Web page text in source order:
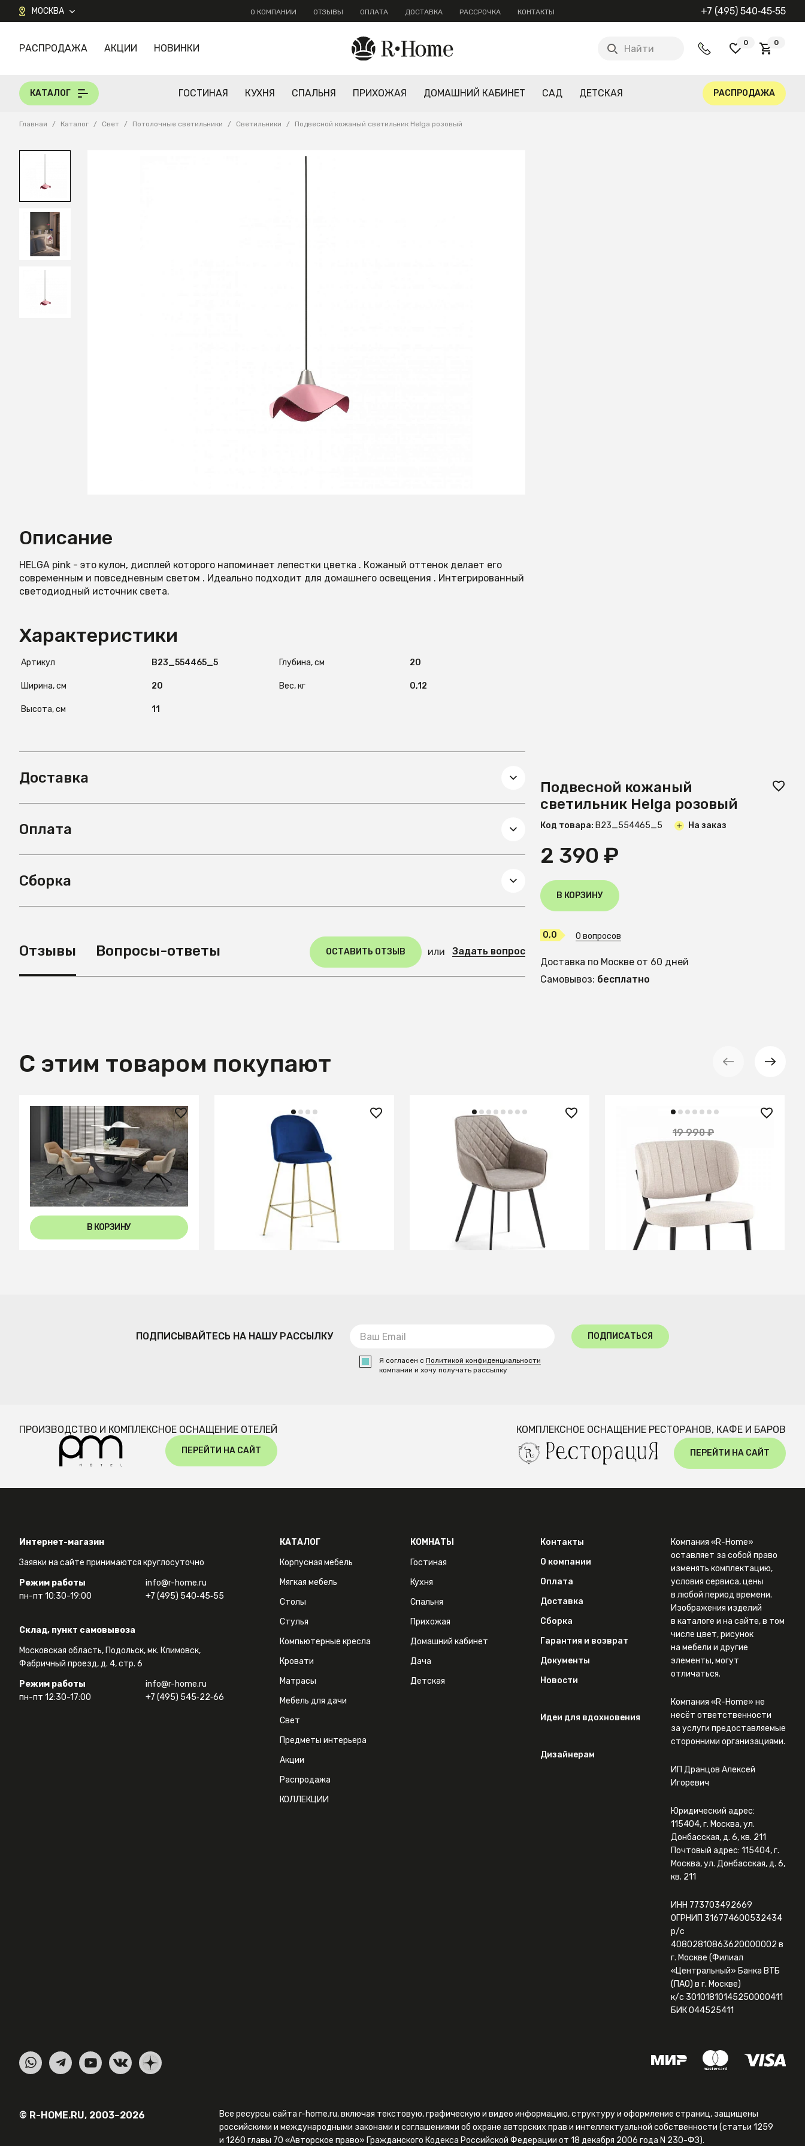
МОСКВА О КОМПАНИИ ОТЗЫВЫ ОПЛАТА ДОСТАВКА РАССРОЧКА КОНТАКТЫ +7 (495) 540‑45‑55
КАТАЛОГ
РАСПРОДАЖА АКЦИИ НОВИНКИ Найти
0 0
КАТАЛОГ ГОСТИНАЯ КУХНЯ СПАЛЬНЯ ПРИХОЖАЯ ДОМАШНИЙ КАБИНЕТ САД ДЕТСКАЯ РАСПРОДАЖА
Главная / Каталог / Свет / Потолочные светильники / Светильники / Подвесной кожаный светильник Helga розовый
Описание
HELGA pink - это кулон, дисплей которого напоминает лепестки цветка . Кожаный оттенок делает его
современным и повседневным светом . Идеально подходит для домашнего освещения . Интегрированный
светодиодный источник света.
Характеристики
Артикул B23_554465_5
Ширина, см 20
Высота, см 11
Глубина, см 20
Вес, кг 0,12
Доставка
Оплата
Сборка
Отзывы Вопросы-ответы ОСТАВИТЬ ОТЗЫВ или Задать вопрос
Подвесной кожаный
светильник Helga розовый
Код товара: B23_554465_5 На заказ
2 390 ₽
В КОРЗИНУ
0,0 0 вопросов
Доставка по Москве от 60 дней
Самовывоз: бесплатно
С этим товаром покупают
158 960 ₽
Стол обеденный Halmar
FERNANDO 160 раскладной
(белый мрамор/черный)
В КОРЗИНУ
35 990 ₽
Барный стул Mystere синий
бархат 76 см
В КОРЗИНУ
52 990 ₽
Стул Aminy серо-коричневый
В КОРЗИНУ
19 990 ₽
Кресло Руби бежевый
В КОРЗИНУ
ПОДПИСЫВАЙТЕСЬ НА НАШУ РАССЫЛКУ
Я согласен с Политикой конфиденциальности
компании и хочу получать рассылку
ПОДПИСАТЬСЯ
ПРОИЗВОДСТВО И КОМПЛЕКСНОЕ ОСНАЩЕНИЕ ОТЕЛЕЙ
ПЕРЕЙТИ НА САЙТ
КОМПЛЕКСНОЕ ОСНАЩЕНИЕ РЕСТОРАНОВ, КАФЕ И БАРОВ
ПЕРЕЙТИ НА САЙТ
Интернет-магазин
Заявки на сайте принимаются круглосуточно
Режим работы
пн-пт 10:30-19:00
info@r-home.ru
+7 (495) 540‑45‑55
Склад, пункт самовывоза
Московская область, Подольск, мк. Климовск,
Фабричный проезд, д. 4, стр. 6
Режим работы
пн-пт 12:30-17:00
info@r-home.ru
+7 (495) 545‑22‑66
КАТАЛОГ
Корпусная мебель
Мягкая мебель
Столы
Стулья
Компьютерные кресла
Кровати
Матрасы
Мебель для дачи
Свет
Предметы интерьера
Акции
Распродажа
КОЛЛЕКЦИИ
КОМНАТЫ
Гостиная
Кухня
Спальня
Прихожая
Домашний кабинет
Дача
Детская
Контакты
О компании
Оплата
Доставка
Сборка
Гарантия и возврат
Документы
Новости
Идеи для вдохновения
Дизайнерам
Компания «R-Home»
оставляет за собой право
изменять комплектацию,
условия сервиса, цены
в любой период времени.
Изображения изделий
в каталоге и на сайте, в том
числе цвет, рисунок
на мебели и другие
элементы, могут
отличаться.
Компания «R-Home» не
несёт ответственности
за услуги предоставляемые
сторонними организациями.
ИП Дранцов Алексей
Игоревич
Юридический адрес:
115404, г. Москва, ул.
Донбасская, д. 6, кв. 211
Почтовый адрес: 115404, г.
Москва, ул. Донбасская, д. 6,
кв. 211
ИНН 773703492669
ОГРНИП 316774600532434
р/с
40802810863620000002 в
г. Москве (Филиал
«Центральный» Банка ВТБ
(ПАО) в г. Москве)
к/с 30101810145250000411
БИК 044525411
© R-HOME.RU, 2003–2026
Все ресурсы сайта r-home.ru, включая текстовую, графическую и видео информацию, структуру и оформление страниц, защищены
российскими и международными законами и соглашениями об охране авторских прав и интеллектуальной собственности (статьи 1259
и 1260 главы 70 «Авторское право» Гражданского Кодекса Российской Федерации от 18 декабря 2006 года N 230-ФЗ).